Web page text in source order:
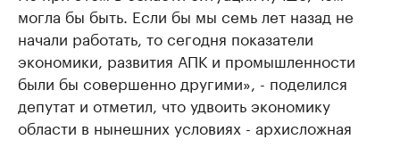
могла бы быть. Если бы мы семь лет назад не
начали работать, то сегодня показатели
экономики, развития АПК и промышленности
были бы совершенно другими», - поделился
депутат и отметил, что удвоить экономику
области в нынешних условиях - архисложная